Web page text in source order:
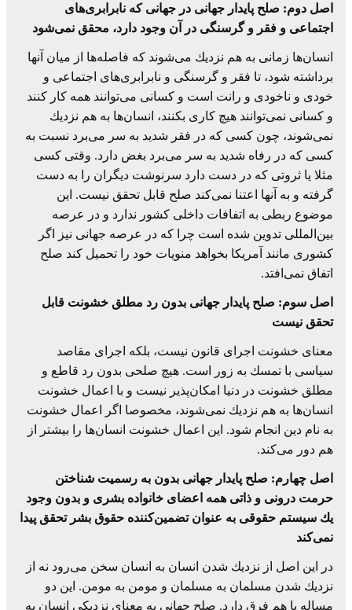
اصل دوم: صلح پایدار جهانی در جهانی كه نابرابری‌های
اجتماعی و فقر و گرسنگی در آن وجود دارد، محقق نمی‌شود
انسان‌ها زمانی به هم نزدیك می‌شوند كه فاصله‌ها از میان آنها
برداشته شود، تا فقر و گرسنگی و نابرابری‌های اجتماعی و
خودی و ناخودی و رانت است و كسانی می‌توانند همه كار كنند
و كسانی نمی‌توانند هیچ كاری بكنند، انسان‌ها به هم نزدیك
نمی‌شوند، چون كسی كه در فقر شدید به سر می‌برد نسبت به
كسی كه در رفاه شدید به سر می‌برد بغض دارد. وقتی كسی
مثلا یا ثروتی كه در دست دارد سرنوشت دیگران را به دست
گرفته و به آنها اعتنا نمی‌كند صلح قابل تحقق نیست. این
موضوع ربطی به اتفافات داخلی كشور ندارد و در عرصه
بین‌المللی تدوین شده است چرا كه در عرصه جهانی نیز اگر
كشوری مانند آمریكا بخواهد منویات خود را تحمیل كند صلح
اتفاق نمی‌افتد.
اصل سوم: صلح پایدار جهانی بدون رد مطلق خشونت قابل
تحقق نیست
معنای خشونت اجرای قانون نیست، بلكه اجرای مقاصد
سیاسی با تمسك به زور است. هیچ صلحی بدون رد قاطع و
مطلق خشونت در دنیا امكان‌پذیر نیست و با اعمال خشونت
انسان‌ها به هم نزدیك نمی‌شوند، مخصوصا اگر اعمال خشونت
به نام دین انجام شود. این اعمال خشونت انسان‌ها را بیشتر از
هم دور می‌كند.
اصل چهارم: صلح پایدار جهانی بدون به رسمیت شناختن
حرمت درونی و ذاتی همه اعضای خانواده بشری و بدون وجود
یك سیستم حقوقی به عنوان تضمین‌كننده حقوق بشر تحقق پیدا
نمی‌كند
در این اصل از نزدیك شدن انسان به انسان سخن می‌رود نه از
نزدیك شدن مسلمان به مسلمان و مومن به مومن. این دو
مساله با هم فرق دارد. صلح جهانی به معنای نزدیكی انسان به